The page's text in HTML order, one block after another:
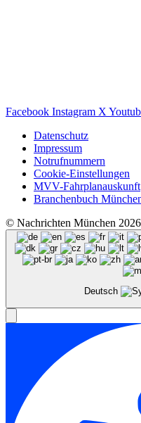
Facebook Instagram X
Datenschutz
Impressum
Notrufnummern
Cookie-Einstellungen
MVV-Fahrplanauskunft
Branchenbuch
© Nachrichten München 2026
Deutsch